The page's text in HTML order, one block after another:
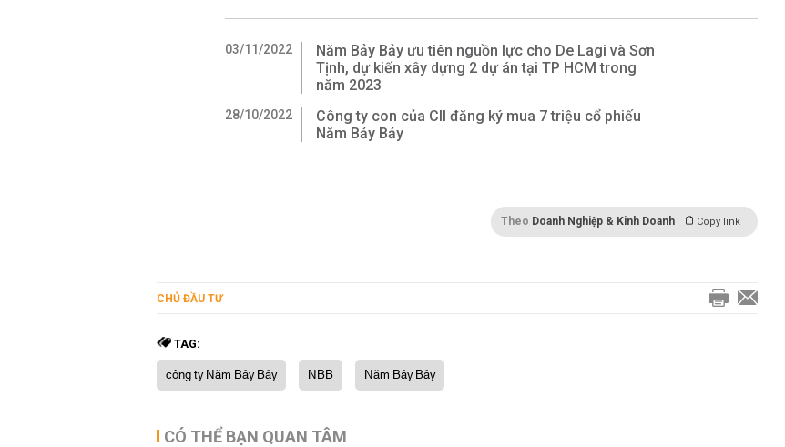
03/11/2022
Năm Bảy Bảy ưu tiên nguồn lực cho De Lagi và Sơn
Tịnh, dự kiến xây dựng 2 dự án tại TP HCM trong
năm 2023
28/10/2022
Công ty con của CII đăng ký mua 7 triệu cổ phiếu
Năm Bảy Bảy
Theo Doanh Nghiệp & Kinh Doanh Copy link
CHỦ ĐẦU TƯ
TAG:
công ty Năm Bảy Bảy NBB Năm Bảy Bảy
CÓ THỂ BẠN QUAN TÂM